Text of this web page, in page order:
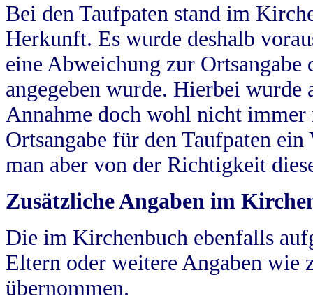
Bei den Taufpaten stand im
Herkunft. Es wurde deshalb
eine Abweichung zur
angegeben wurde. Hierbei wurde
Annahme doch wohl nicht
Ortsangabe für den Taufpaten
man aber von der Richtigkeit
Zusätzliche Angaben im
Die im Kirchenbuch ebenfalls
Eltern oder weitere Angaben wie
übernommen.